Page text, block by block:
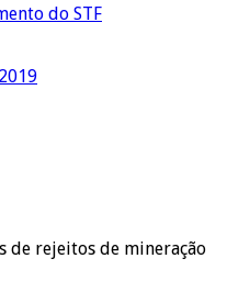
do STF
de rejeitos de mineração